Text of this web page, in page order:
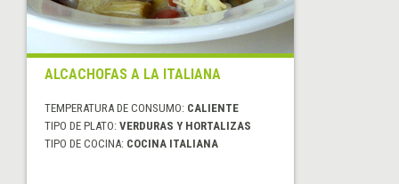
ALCACHOFAS A LA ITALIANA
TEMPERATURA DE CONSUMO: CALIENTE
TIPO DE PLATO: VERDURAS Y HORTALIZAS
TIPO DE COCINA: COCINA ITALIANA